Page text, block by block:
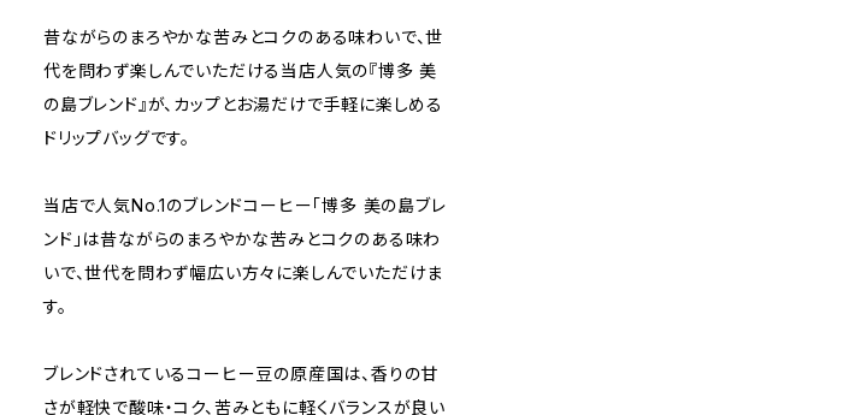
昔ながらのまろやかな苦みとコクのある味わいで、世
代を問わず楽しんでいただける当店人気の『博多 美
の島ブレンド』が、カップとお湯だけで手軽に楽しめる
ドリップバッグです。
当店で人気No.1のブレンドコーヒー「博多 美の島ブレ
ンド」は昔ながらのまろやかな苦みとコクのある味わ
いで、世代を問わず幅広い方々に楽しんでいただけま
す。
ブレンドされているコーヒー豆の原産国は、香りの甘
さが軽快で酸味・コク、苦みともに軽くバランスが良い